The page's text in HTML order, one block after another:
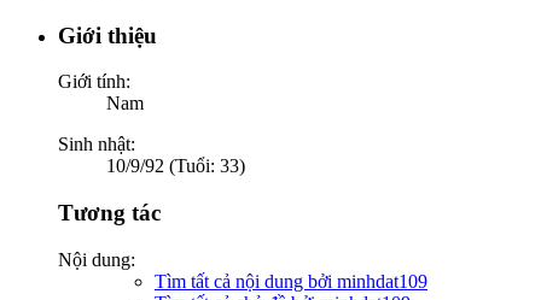
Giới thiệu
Giới tính:
Nam
Sinh nhật:
10/9/92 (Tuổi: 33)
Tương tác
Nội dung:
Tìm tất cả nội dung bởi minhdat109